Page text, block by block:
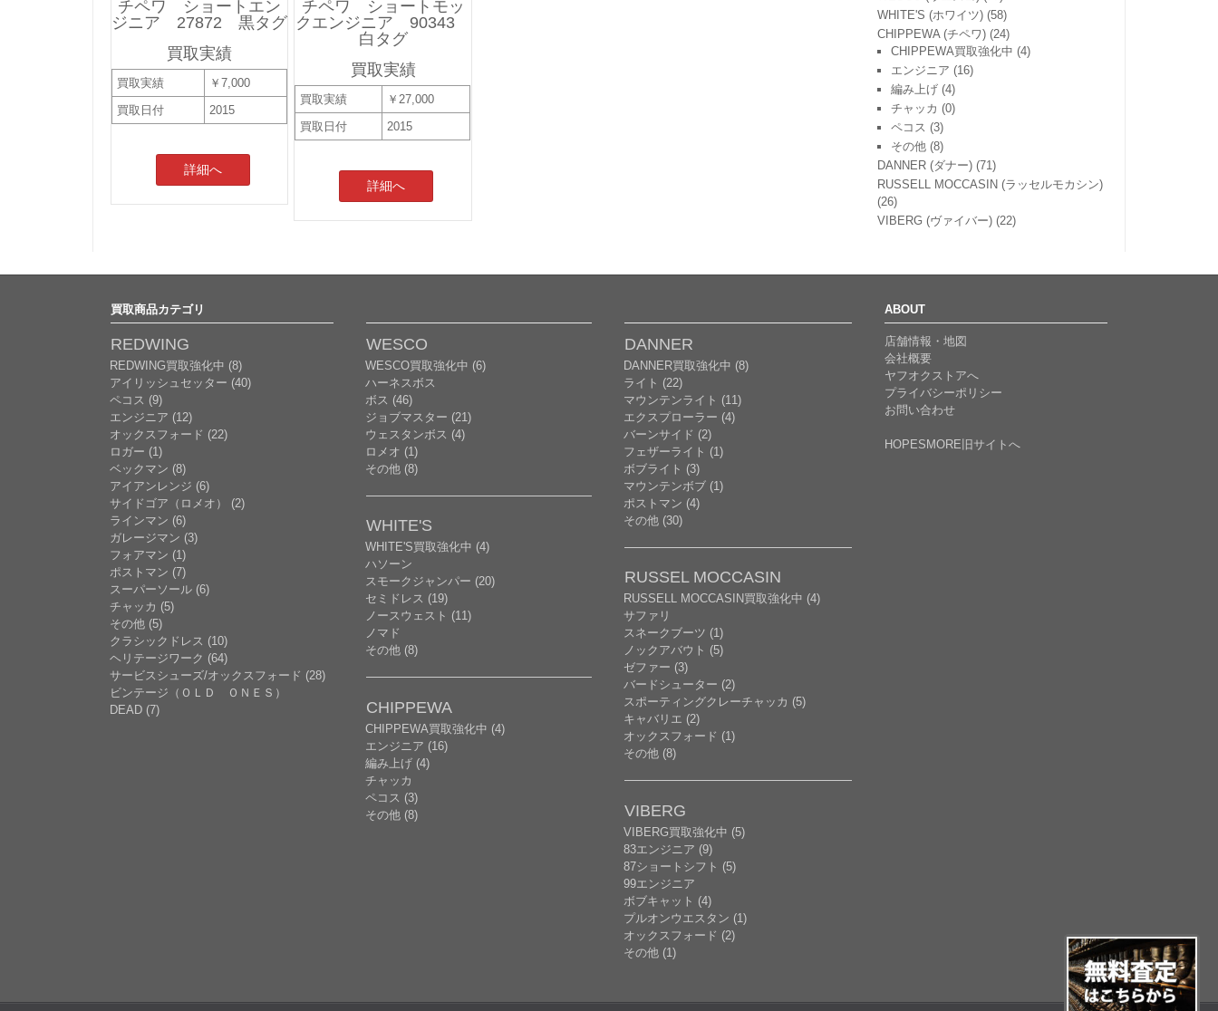
チペワ ショートエン
ジニア 27872 黒タグ
買取実績
買取実績
￥7,000
買取日付
2015
詳細へ
チペワ ショートモッ
クエンジニア 90343
白タグ
買取実績
買取実績
￥27,000
買取日付
2015
詳細へ
WHITE'S (ホワイツ) (58)
CHIPPEWA (チペワ) (24)
CHIPPEWA買取強化中 (4)
エンジニア (16)
編み上げ (4)
チャッカ (0)
ペコス (3)
その他 (8)
DANNER (ダナー) (71)
RUSSELL MOCCASIN (ラッセルモカシン)
(26)
VIBERG (ヴァイバー) (22)
買取商品カテゴリ
REDWING
REDWING買取強化中 (8)
アイリッシュセッター (40)
ペコス (9)
エンジニア (12)
オックスフォード (22)
ロガー (1)
ベックマン (8)
アイアンレンジ (6)
サイドゴア（ロメオ） (2)
ラインマン (6)
ガレージマン (3)
フォアマン (1)
ポストマン (7)
スーパーソール (6)
チャッカ (5)
その他 (5)
クラシックドレス (10)
ヘリテージワーク (64)
サービスシューズ/オックスフォード (28)
ビンテージ（ＯＬＤ ＯＮＥＳ）
DEAD (7)
WESCO
WESCO買取強化中 (6)
ハーネスボス
ボス (46)
ジョブマスター (21)
ウェスタンボス (4)
ロメオ (1)
その他 (8)
WHITE'S
WHITE'S買取強化中 (4)
ハソーン
スモークジャンパー (20)
セミドレス (19)
ノースウェスト (11)
ノマド
その他 (8)
CHIPPEWA
CHIPPEWA買取強化中 (4)
エンジニア (16)
編み上げ (4)
チャッカ
ペコス (3)
その他 (8)
DANNER
DANNER買取強化中 (8)
ライト (22)
マウンテンライト (11)
エクスプローラー (4)
バーンサイド (2)
フェザーライト (1)
ボブライト (3)
マウンテンボブ (1)
ポストマン (4)
その他 (30)
RUSSEL MOCCASIN
RUSSELL MOCCASIN買取強化中 (4)
サファリ
スネークブーツ (1)
ノックアバウト (5)
ゼファー (3)
バードシューター (2)
スポーティングクレーチャッカ (5)
キャバリエ (2)
オックスフォード (1)
その他 (8)
VIBERG
VIBERG買取強化中 (5)
83エンジニア (9)
87ショートシフト (5)
99エンジニア
ボブキャット (4)
プルオンウエスタン (1)
オックスフォード (2)
その他 (1)
ABOUT
店舗情報・地図
会社概要
ヤフオクストアへ
プライバシーポリシー
お問い合わせ
HOPESMORE旧サイトへ